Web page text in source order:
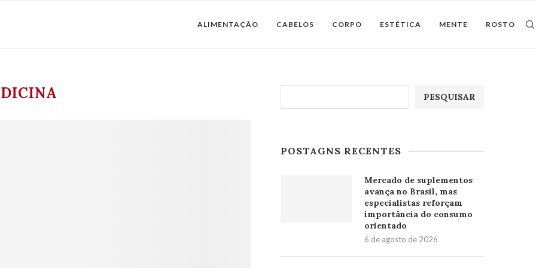
ALIMENTAÇÃO CABELOS CORPO ESTÉTICA MENTE ROSTO
PESQUISAR
POSTAGNS RECENTES
Mercado de suplementos
avança no Brasil, mas
especialistas reforçam
importância do consumo
orientado
6 de agosto de 2026